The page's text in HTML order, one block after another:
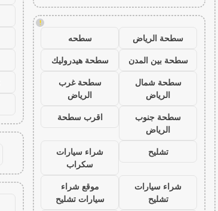
!
سطحة الرياض
سطحه
سطحة بين المدن
سطحة هيدروليك
سطحة شمال
الرياض
سطحة غرب
الرياض
سطحة جنوب
الرياض
اقرب سطحة
تشليح
شراء سيارات
سكراب
شراء سيارات
تشليح
موقع شراء
سيارات تشليح